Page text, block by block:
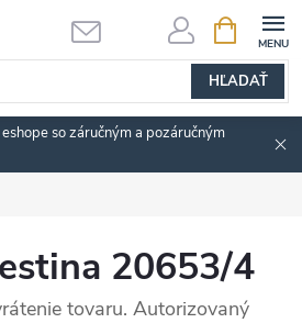
HĽADAŤ
KOŠÍK
so záručným a pozáručným
20653/4
tovaru. Autorizovaný